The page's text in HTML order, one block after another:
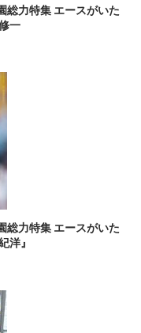
力特集 エースがいた
一
力特集 エースがいた
洋』